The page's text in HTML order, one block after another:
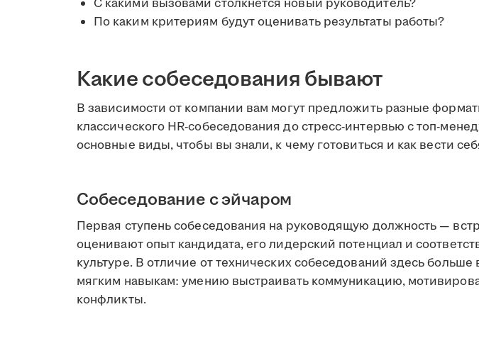
С какими вызовами столкнётся новый руководитель?
По каким критериям будут оценивать результаты работы?
Какие собеседования бывают
В зависимости от компании вам могут предложить разные
классического HR-собеседования до стресс-интервью с топ-
основные виды, чтобы вы знали, к чему готовиться и как вести
Собеседование с эйчаром
Первая ступень собеседования на руководящую должность —
оценивают опыт кандидата, его лидерский потенциал и
культуре. В отличие от технических собеседований здесь
мягким навыкам: умению выстраивать коммуникацию,
конфликты.